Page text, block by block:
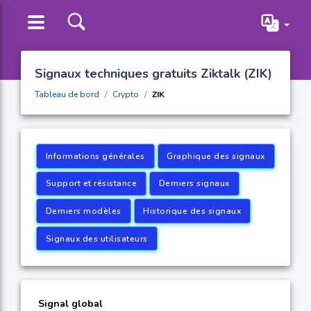
Signaux techniques gratuits Ziktalk (ZIK)
Tableau de bord Crypto ZIK
Informations générales Graphique des signaux
Support et résistance Derniers signaux
Derniers modèles Historique des signaux
Signaux des utilisateurs
Signal global